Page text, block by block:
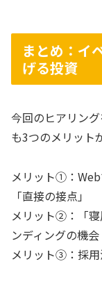
まとめ：イ
げる投資
今回のヒアリン
も3つのメリット
メリット①：
「直接の接点」
メリット②：「
ンディングの機会
メリット③：採